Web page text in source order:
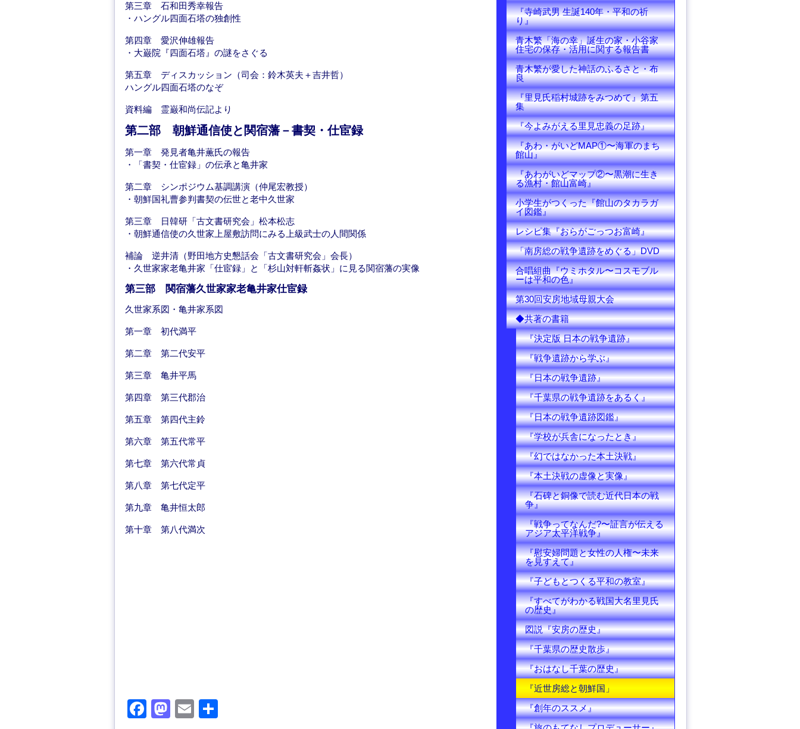
第三章 石和田秀幸報告
・ハングル四面石塔の独創性
第四章 愛沢伸雄報告
・大巌院『四面石塔』の謎をさぐる
第五章 ディスカッション（司会：鈴木英夫＋吉井哲）
ハングル四面石塔のなぞ
資料編 霊巌和尚伝記より
第二部 朝鮮通信使と関宿藩－書契・仕宦録
第一章 発見者亀井薫氏の報告
・「書契・仕宦録」の伝承と亀井家
第二章 シンポジウム基調講演（仲尾宏教授）
・朝鮮国礼曹参判書契の伝世と老中久世家
第三章 日韓研「古文書研究会」松本松志
・朝鮮通信使の久世家上屋敷訪問にみる上級武士の人間関係
補論 逆井清（野田地方史懇話会「古文書研究会」会長）
・久世家家老亀井家「仕宦録」と「杉山対軒斬姦状」に見る関宿藩の実像
第三部 関宿藩久世家家老亀井家仕宦録
久世家系図・亀井家系図
第一章 初代満平
第二章 第二代安平
第三章 亀井平馬
第四章 第三代郡治
第五章 第四代主鈴
第六章 第五代常平
第七章 第六代常貞
第八章 第七代定平
第九章 亀井恒太郎
第十章 第八代満次
F
M
E
『寺崎武男 生誕140年・平和の祈
り』
青木繁「海の幸」誕生の家・小谷家
住宅の保存・活用に関する報告書
青木繁が愛した神話のふるさと・布
良
『里見氏稲村城跡をみつめて』第五
集
『今よみがえる里見忠義の足跡』
『あわ・がいどMAP①〜海軍のまち
館山』
『あわがいどマップ②〜黒潮に生き
る漁村・館山富崎』
小学生がつくった『館山のタカラガ
イ図鑑』
レシピ集『おらがごっつお富崎』
「南房総の戦争遺跡をめぐる」DVD
合唱組曲『ウミホタル〜コスモブル
ーは平和の色』
第30回安房地域母親大会
◆共著の書籍
『決定版 日本の戦争遺跡』
『戦争遺跡から学ぶ』
『日本の戦争遺跡』
『千葉県の戦争遺跡をあるく』
『日本の戦争遺跡図鑑』
『学校が兵舎になったとき』
『幻ではなかった本土決戦』
『本土決戦の虚像と実像』
『石碑と銅像で読む近代日本の戦
争』
『戦争ってなんだ?〜証言が伝える
アジア太平洋戦争』
『慰安婦問題と女性の人権〜未来
を見すえて』
『子どもとつくる平和の教室』
『すべてがわかる戦国大名里見氏
の歴史』
図説『安房の歴史』
『千葉県の歴史散歩』
『おはなし千葉の歴史』
『近世房総と朝鮮国」
『創年のススメ』